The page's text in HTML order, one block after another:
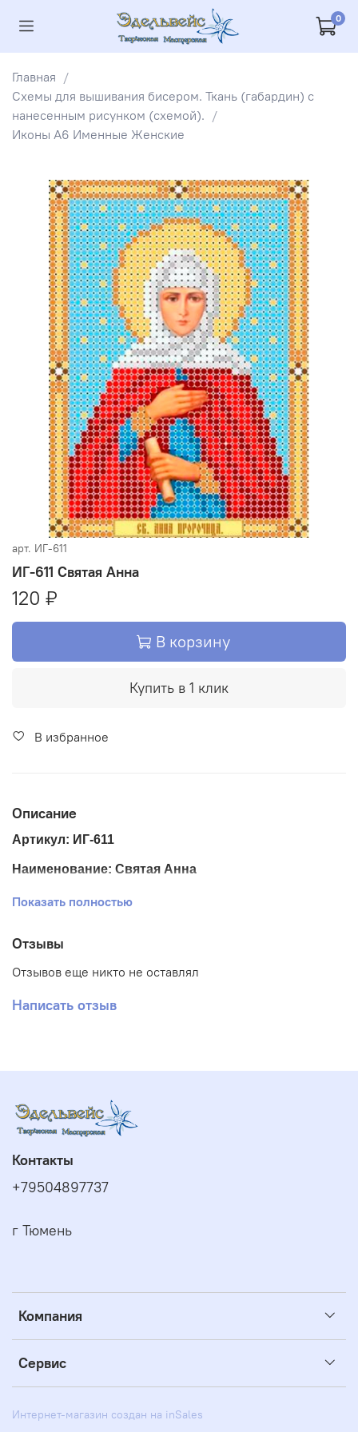
0
Главная
Схемы для вышивания бисером. Ткань (габардин) с
нанесенным рисунком (схемой).
Иконы А6 Именные Женские
арт. ИГ-611
ИГ-611 Святая Анна
120 ₽
В корзину
Купить в 1 клик
В избранное
Описание
Артикул: ИГ-611
Наименование: Святая Анна
Размер ткани 15*20 см.
Показать полностью
Отзывы
Отзывов еще никто не оставлял
Написать отзыв
Компания
Сервис
Контакты
+79504897737
г Тюмень
Интернет-магазин создан на inSales